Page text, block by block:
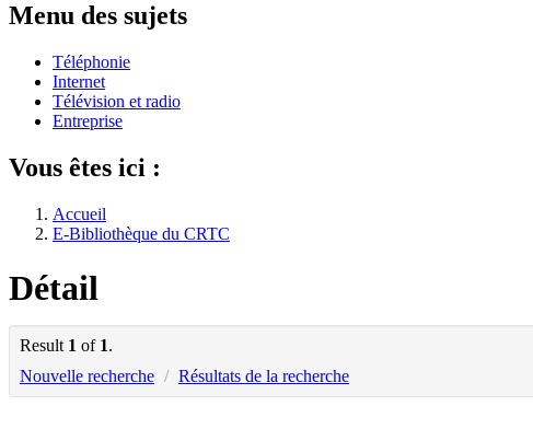
Menu des sujets
Téléphonie
Internet
Télévision et radio
Entreprise
Vous êtes ici :
Accueil
E-Bibliothèque du CRTC
Détail
Result 1 of 1.
Nouvelle recherche / Résultats de la recherche